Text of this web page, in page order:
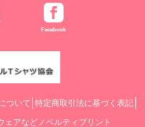
Facebook
ついて 特定商取引法に基づく表記
ェアなどノベルティプリント